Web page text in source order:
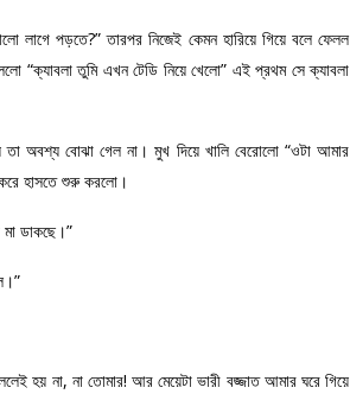
পড়তে?” তারপর নিজেই কেমন হারিয়ে গিয়ে বলে ফেলল
“ক্যাবলা তুমি এখন টেডি নিয়ে খেলো” এই প্রথম সে ক্যাবলা
অবশ্য বোঝা গেল না। মুখ দিয়ে খালি বেরোলো “ওটা আমার
হাসতে শুরু করলো।
ডাকছে।”
হয় না, না তোমার! আর মেয়েটা ভারী বজ্জাত আমার ঘরে গিয়ে